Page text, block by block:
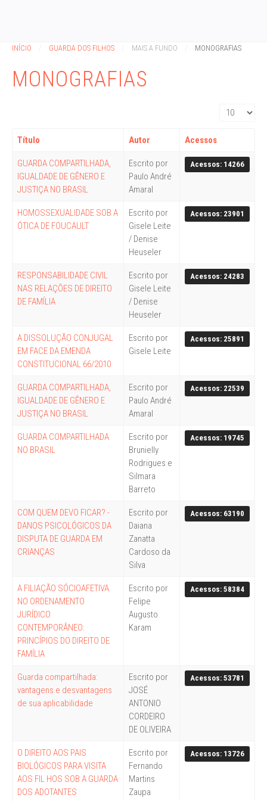
INÍCIO GUARDA DOS FILHOS MAIS A FUNDO MONOGRAFIAS
MONOGRAFIAS
Exibir #
Título Autor Acessos
GUARDA COMPARTILHADA,
IGUALDADE DE GÊNERO E
JUSTIÇA NO BRASIL
Escrito por
Paulo André
Amaral
Acessos: 14266
HOMOSSEXUALIDADE SOB A
ÓTICA DE FOUCAULT
Escrito por
Gisele Leite
/ Denise
Heuseler
Acessos: 23901
RESPONSABILIDADE CIVIL
NAS RELAÇÕES DE DIREITO
DE FAMÍLIA
Escrito por
Gisele Leite
/ Denise
Heuseler
Acessos: 24283
A DISSOLUÇÃO CONJUGAL
EM FACE DA EMENDA
CONSTITUCIONAL 66/2010
Escrito por
Gisele Leite
Acessos: 25891
GUARDA COMPARTILHADA,
IGUALDADE DE GÊNERO E
JUSTIÇA NO BRASIL
Escrito por
Paulo André
Amaral
Acessos: 22539
GUARDA COMPARTILHADA
NO BRASIL
Escrito por
Brunielly
Rodrigues e
Silmara
Barreto
Acessos: 19745
COM QUEM DEVO FICAR? -
DANOS PSICOLÓGICOS DA
DISPUTA DE GUARDA EM
CRIANÇAS
Escrito por
Daiana
Zanatta
Cardoso da
Silva
Acessos: 63190
A FILIAÇÃO SÓCIOAFETIVA
NO ORDENAMENTO
JURÍDICO
CONTEMPORÂNEO:
PRINCÍPIOS DO DIREITO DE
FAMÍLIA
Escrito por
Felipe
Augusto
Karam
Acessos: 58384
Guarda compartilhada:
vantagens e desvantagens
de sua aplicabilidade
Escrito por
JOSÉ
ANTONIO
CORDEIRO
DE OLIVEIRA
Acessos: 53781
O DIREITO AOS PAIS
BIOLÓGICOS PARA VISITA
AOS FIL HOS SOB A GUARDA
DOS ADOTANTES
Escrito por
Fernando
Martins
Zaupa
Acessos: 13726